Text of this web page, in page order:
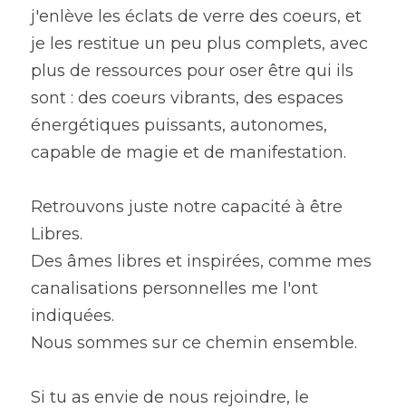
j'enlève les éclats de verre des coeurs, et
je les restitue un peu plus complets, avec
plus de ressources pour oser être qui ils
sont : des coeurs vibrants, des espaces
énergétiques puissants, autonomes,
capable de magie et de manifestation.
Retrouvons juste notre capacité à être
Libres.
Des âmes libres et inspirées, comme mes
canalisations personnelles me l'ont
indiquées.
Nous sommes sur ce chemin ensemble.
Si tu as envie de nous rejoindre, le